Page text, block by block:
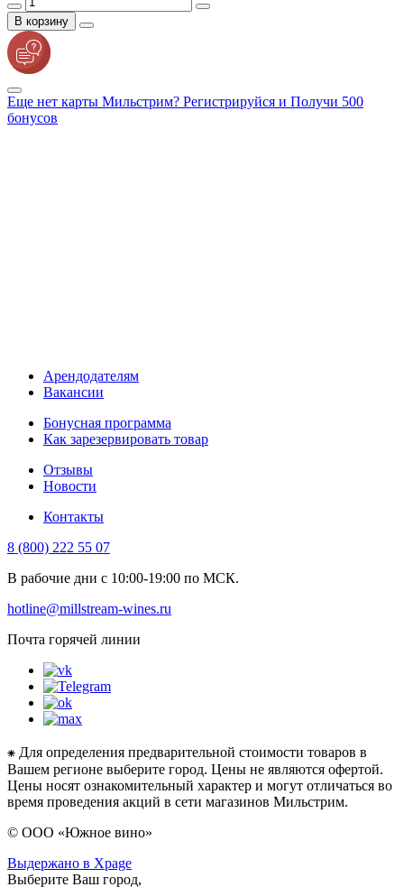
В корзину
Еще нет карты Мильстрим? Регистрируйся и Получи 500
бонусов
Арендодателям
Вакансии
Бонусная программа
Как зарезервировать товар
Отзывы
Новости
Контакты
8 (800) 222 55 07
В рабочие дни с 10:00-19:00 по МСК.
hotline@millstream-wines.ru
Почта горячей линии
⁕ Для определения предварительной стоимости товаров в
Вашем регионе выберите город. Цены не являются офертой.
Цены носят ознакомительный характер и могут отличаться во
время проведения акций в сети магазинов Мильстрим.
© ООО «Южное вино»
Выдержано в Xpage
Выберите Ваш город,